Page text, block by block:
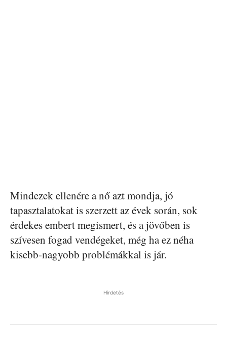
Mindezek ellenére a nő azt mondja, jó
tapasztalatokat is szerzett az évek során, sok
érdekes embert megismert, és a jövőben is
szívesen fogad vendégeket, még ha ez néha
kisebb-nagyobb problémákkal is jár.
Hirdetés